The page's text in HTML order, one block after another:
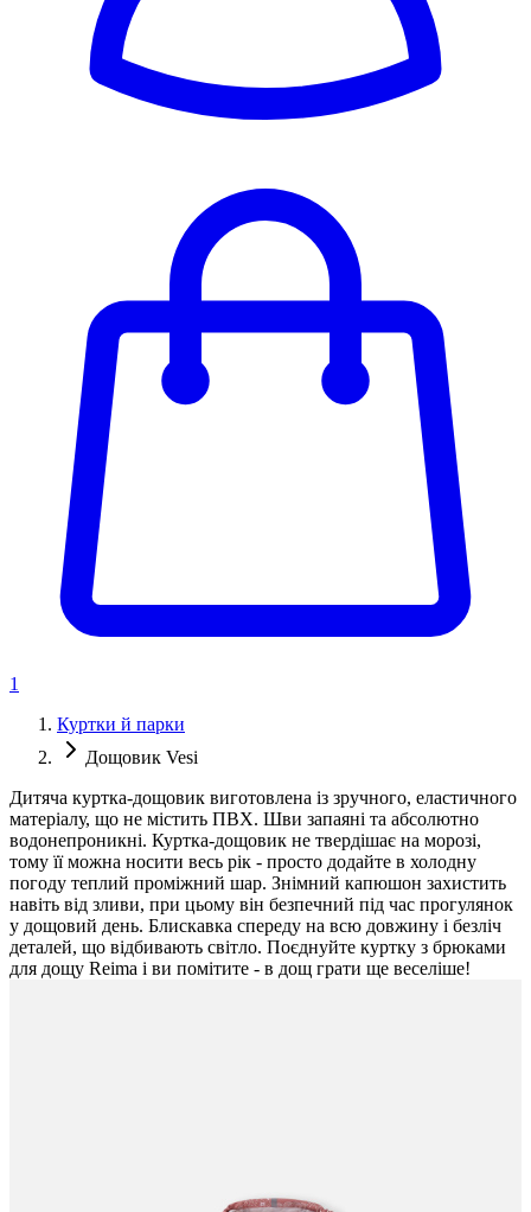
1
Куртки й парки
Дощовик Vesi
Дитяча куртка-дощовик виготовлена із зручного, еластичного
матеріалу, що не містить ПВХ. Шви запаяні та абсолютно
водонепроникні. Куртка-дощовик не твердішає на морозі,
тому її можна носити весь рік - просто додайте в холодну
погоду теплий проміжний шар. Знімний капюшон захистить
навіть від зливи, при цьому він безпечний під час прогулянок
у дощовий день. Блискавка спереду на всю довжину і безліч
деталей, що відбивають світло. Поєднуйте куртку з брюками
для дощу Reima і ви помітите - в дощ грати ще веселіше!